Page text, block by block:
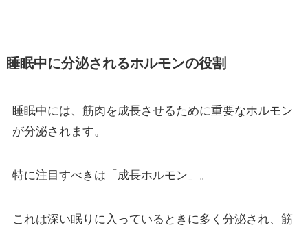
睡眠中に分泌されるホルモンの役割
睡眠中には、筋肉を成長させるために重要なホルモン
が分泌されます。
特に注目すべきは「成長ホルモン」。
これは深い眠りに入っているときに多く分泌され、筋